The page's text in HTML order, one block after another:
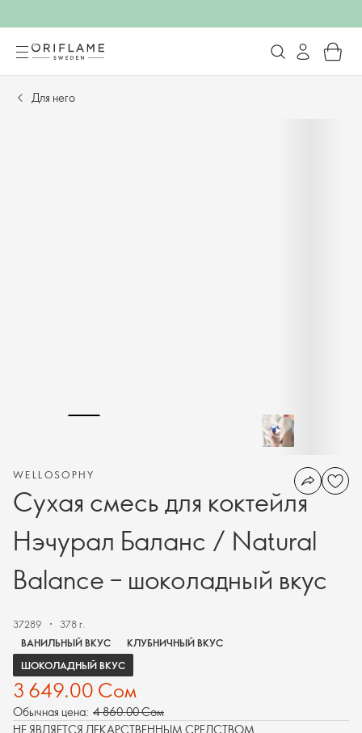
Для него
WELLOSOPHY
Сухая смесь для коктейля
Нэчурал Баланс / Natural
Balance – шоколадный вкус
37289
378 г.
ВАНИЛЬНЫЙ ВКУС
КЛУБНИЧНЫЙ ВКУС
ШОКОЛАДНЫЙ ВКУС
3 649.00 Сом
Обычная цена: 4 860.00 Сом
НЕ ЯВЛЯЕТСЯ ЛЕКАРСТВЕННЫМ СРЕДСТВОМ